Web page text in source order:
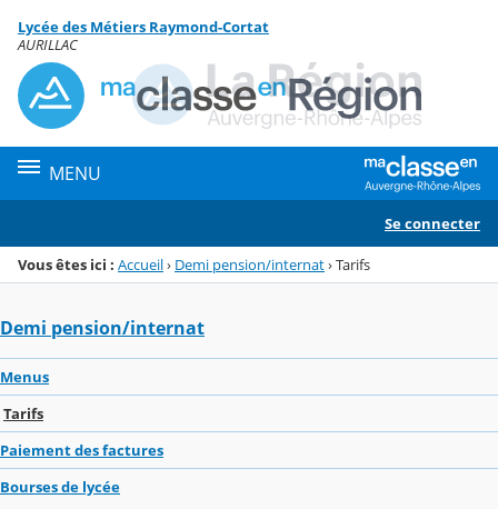
Menu de la rubrique
Contenu
Lycée des Métiers Raymond-Cortat
AURILLAC
MENU
Se connecter
Vous êtes ici : Accueil› Demi pension/internat›Tarifs
Demi pension/internat
Menus
Tarifs
Paiement des factures
Bourses de lycée